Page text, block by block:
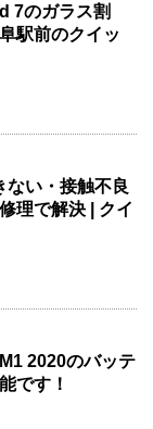
7のガラス割
駅前のクイッ
い・接触不良
理で解決 | クイ
2020のバッテ
です！